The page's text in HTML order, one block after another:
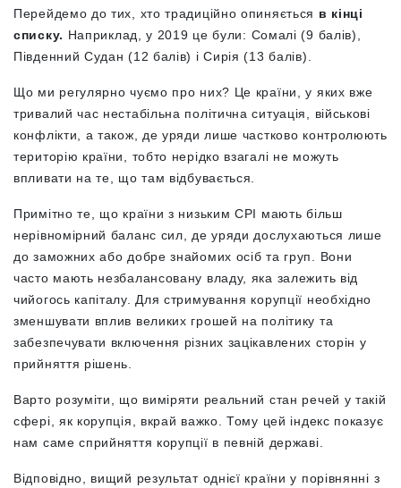
Перейдемо до тих, хто традиційно опиняється в кінці
списку. Наприклад, у 2019 це були: Сомалі (9 балів),
Південний Судан (12 балів) і Сирія (13 балів).
Що ми регулярно чуємо про них? Це країни, у яких вже
тривалий час нестабільна політична ситуація, військові
конфлікти, а також, де уряди лише частково контролюють
територію країни, тобто нерідко взагалі не можуть
впливати на те, що там відбувається.
Примітно те, що країни з низьким CPI мають більш
нерівномірний баланс сил, де уряди дослухаються лише
до заможних або добре знайомих осіб та груп. Вони
часто мають незбалансовану владу, яка залежить від
чийогось капіталу. Для стримування корупції необхідно
зменшувати вплив великих грошей на політику та
забезпечувати включення різних зацікавлених сторін у
прийняття рішень.
Варто розуміти, що виміряти реальний стан речей у такій
сфері, як корупція, вкрай важко. Тому цей індекс показує
нам саме сприйняття корупції в певній державі.
Відповідно, вищий результат однієї країни у порівнянні з